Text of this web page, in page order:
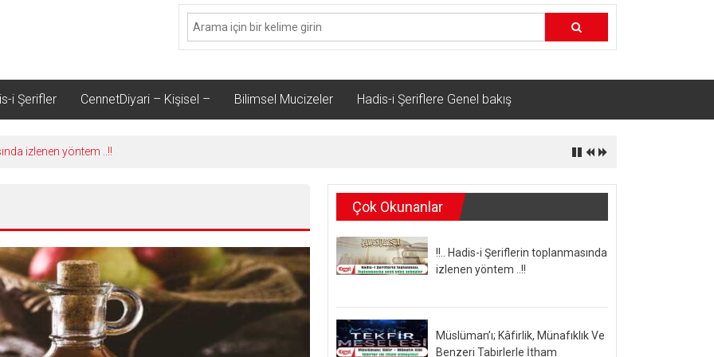
i Şerifler CennetDiyari – Kişisel – Bilimsel Mucizeler Hadis-i Şeriflere Genel bakış
izlenen yöntem ..!!
Çok Okunanlar
!!.. Hadis-i Şeriflerin toplanmasında
izlenen yöntem ..!!
Müslüman’ı; Kâfirlik, Münafıklık Ve
Benzeri Tabirlerle İtham